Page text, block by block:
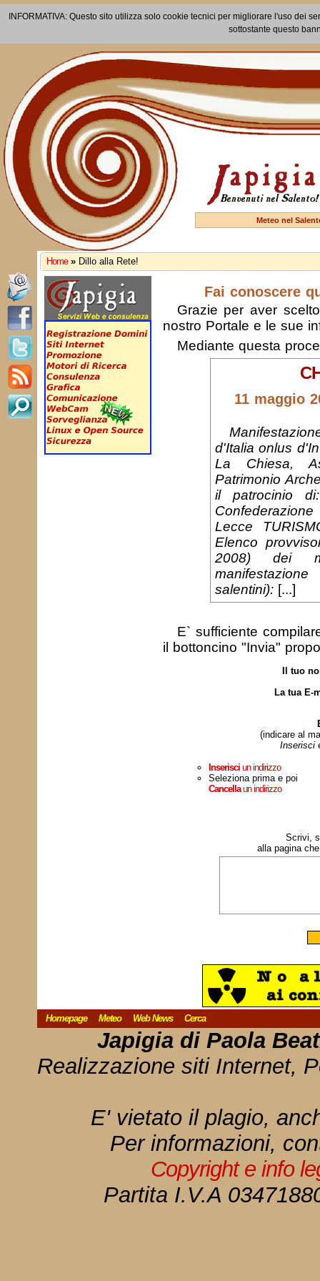
INFORMATIVA: Questo sito utilizza solo cookie tecnici per migliorare l'uso dei
sottostante questo
Meteo nel
Home » Dillo alla Rete!
Fai conoscere
Grazie per aver
nostro Portale e le sue
Mediante questa
11 maggio
d'Italia onlus
La Chiesa,
Patrimonio
il patrocinio
Lecce
Elenco
2008) dei
salentini): [...]
E` sufficiente
il bottoncino "Invia"
Il tuo
La tua E-
(indicare al
Inserisci
Inserisciun indirizzo
Seleziona prima e poi
Cancellaun indirizzo
Scrivi,
alla pagina
Homepage Meteo Web News Cerca
Japigia di Paola
Realizzazione siti Internet,
E' vietato il plagio,
Per informazioni,
Copyright e info
Partita I.V.A